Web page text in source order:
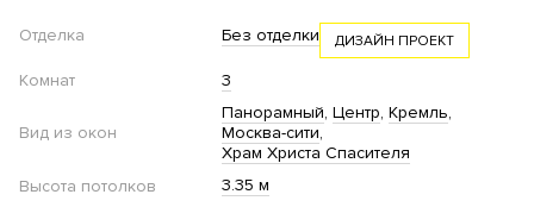
Отделка Без отделки ДИЗАЙН ПРОЕКТ
Комнат 3
Вид из окон
Панорамный Центр Кремль
Москва-сити
Храм Христа Спасителя
Высота потолков
3.35 м